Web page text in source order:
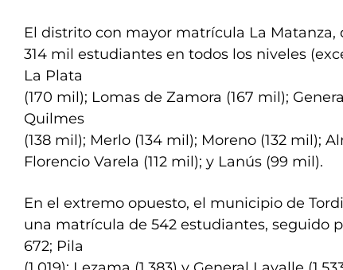
El distrito con mayor matrícula La Matanza,
314 mil estudiantes en todos los niveles
La Plata
(170 mil); Lomas de Zamora (167 mil);
Quilmes
(138 mil); Merlo (134 mil); Moreno (132 mil);
Florencio Varela (112 mil); y Lanús (99 mil).
En el extremo opuesto, el municipio de
una matrícula de 542 estudiantes, seguido
672; Pila